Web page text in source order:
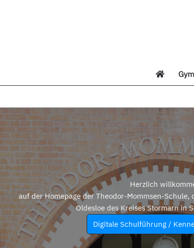
Herzlich
auf der Homepage der Theodor-Mommsen-Schule,
Oldesloe des Kreises Stormarn in
Digitale Schulführung /